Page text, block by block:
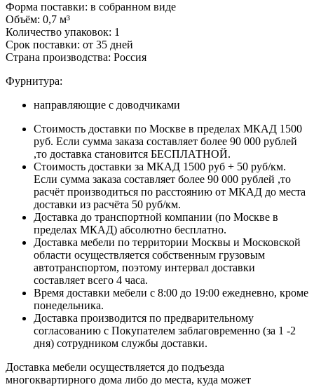
Форма поставки: в собранном виде
Объём: 0,7 м³
Количество упаковок: 1
Срок поставки: от 35 дней
Страна производства: Россия
Фурнитура:
направляющие с доводчиками
Стоимость доставки по Москве в пределах МКАД 1500
руб. Если сумма заказа составляет более 90 000 рублей
,то доставка становится БЕСПЛАТНОЙ.
Стоимость доставки за МКАД 1500 руб + 50 руб/км.
Если сумма заказа составляет более 90 000 рублей ,то
расчёт производиться по расстоянию от МКАД до места
доставки из расчёта 50 руб/км.
Доставка до транспортной компании (по Москве в
пределах МКАД) абсолютно бесплатно.
Доставка мебели по территории Москвы и Московской
области осуществляется собственным грузовым
автотранспортом, поэтому интервал доставки
составляет всего 4 часа.
Время доставки мебели с 8:00 до 19:00 ежедневно, кроме
понедельника.
Доставка производится по предварительному
согласованию с Покупателем заблаговременно (за 1 -2
дня) сотрудником службы доставки.
Доставка мебели осуществляется до подъезда
многоквартирного дома либо до места, куда может